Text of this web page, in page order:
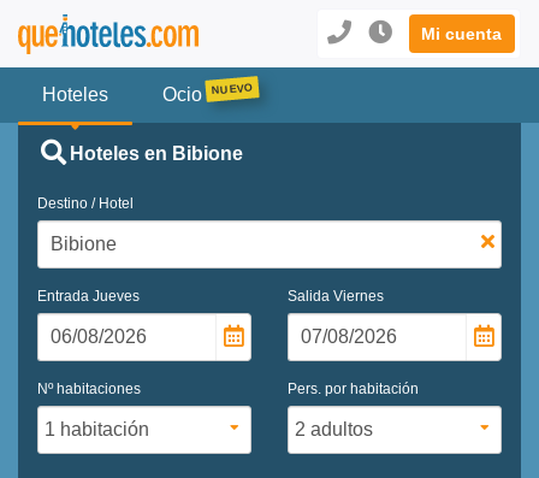
Mi cuenta
Hoteles Ocio
Hoteles en Bibione
Destino / Hotel
Entrada Jueves Salida Viernes
Nº habitaciones Pers. por habitación